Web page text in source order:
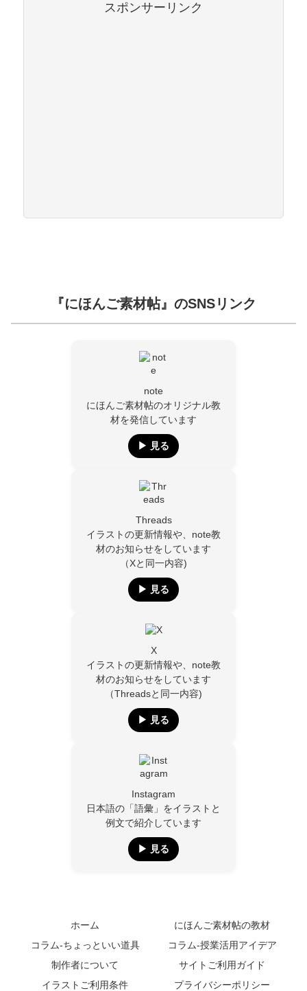
スポンサーリンク
『にほんご素材帖』のSNSリンク
note
にほんご素材帖のオリジナル教
材を発信しています
▶︎ 見る
Threads
イラストの更新情報や、note教
材のお知らせをしています
（Xと同一内容)
▶︎ 見る
X
イラストの更新情報や、note教
材のお知らせをしています
（Threadsと同一内容)
▶︎ 見る
Instagram
日本語の「語彙」をイラストと
例文で紹介しています
▶︎ 見る
ホーム
にほんご素材帖の教材
コラム-ちょっといい道具
コラム-授業活用アイデア
制作者について
サイトご利用ガイド
イラストご利用条件
プライバシーポリシー